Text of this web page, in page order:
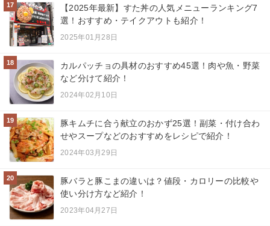
17
【2025年最新】すた丼の人気メニューランキング7
選！おすすめ・テイクアウトも紹介！
2025年01月28日
18
カルパッチョの具材のおすすめ45選！肉や魚・野菜
など分けて紹介！
2024年02月10日
19
豚キムチに合う献立のおかず25選！副菜・付け合わ
せやスープなどのおすすめをレシピで紹介！
2024年03月29日
20
豚バラと豚こまの違いは？値段・カロリーの比較や
使い分け方など紹介！
2023年04月27日